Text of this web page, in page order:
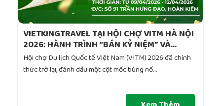
VIETKINGTRAVEL TẠI HỘI CHỢ VITM HÀ NỘI
2026: HÀNH TRÌNH “BÁN KỶ NIỆM” VÀ...
Hội chợ Du lịch Quốc tế Việt Nam (VITM) 2026 đã chính
thức trở lại, đánh dấu một cột mốc bùng nổ...